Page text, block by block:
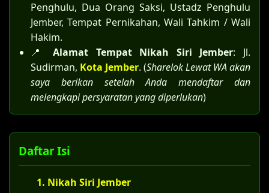
Penghulu, Dua Orang Saksi, Ustadz Penghulu
Jember, Tempat Pernikahan, Wali Tahkim / Wali
Hakim.
📍Alamat Tempat Nikah Siri Jember: Jl.
Sudirman, Kota Jember. (Sharelok Lewat WA akan
saya berikan setelah Anda mendaftar dan
melengkapi persyaratan yang diperlukan)
Daftar Isi
1. Nikah Siri Jember